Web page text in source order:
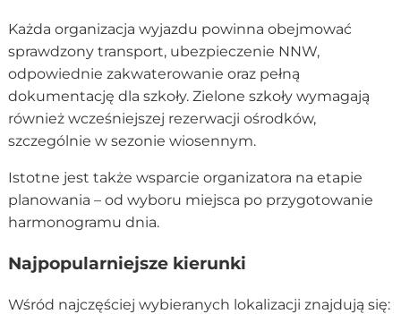
Każda organizacja wyjazdu powinna obejmować
sprawdzony transport, ubezpieczenie NNW,
odpowiednie zakwaterowanie oraz pełną
dokumentację dla szkoły. Zielone szkoły wymagają
również wcześniejszej rezerwacji ośrodków,
szczególnie w sezonie wiosennym.
Istotne jest także wsparcie organizatora na etapie
planowania – od wyboru miejsca po przygotowanie
harmonogramu dnia.
Najpopularniejsze kierunki
Wśród najczęściej wybieranych lokalizacji znajdują się: